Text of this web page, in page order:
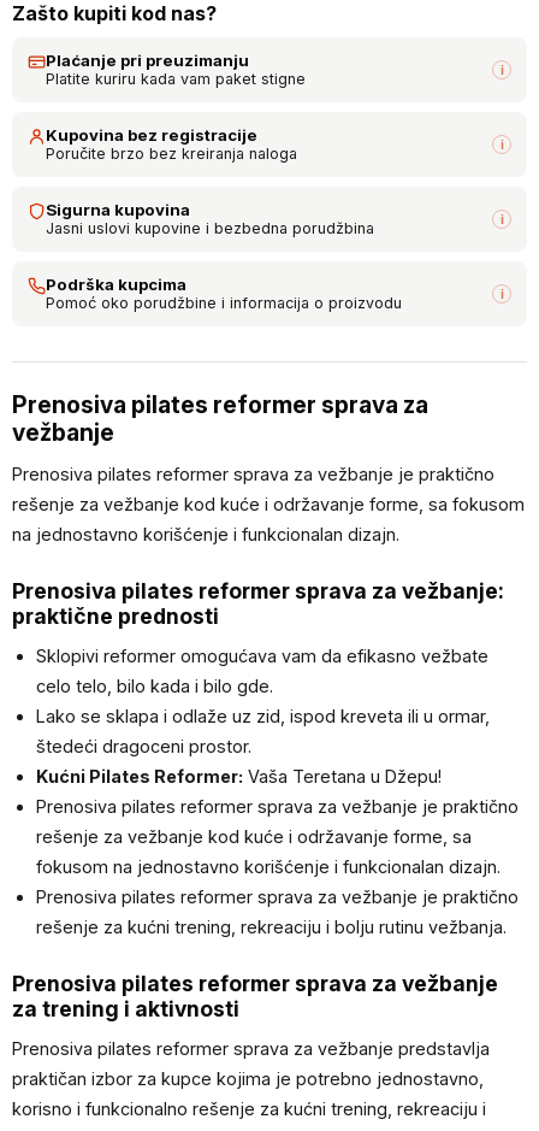
Zašto kupiti kod nas?
Plaćanje pri preuzimanju
Platite kuriru kada vam paket stigne i
Kupovina bez registracije
Poručite brzo bez kreiranja naloga i
Sigurna kupovina
Jasni uslovi kupovine i bezbedna porudžbina i
Podrška kupcima
Pomoć oko porudžbine i informacija o proizvodu i
Prenosiva pilates reformer sprava za
vežbanje
Prenosiva pilates reformer sprava za vežbanje je praktično
rešenje za vežbanje kod kuće i održavanje forme, sa fokusom
na jednostavno korišćenje i funkcionalan dizajn.
Prenosiva pilates reformer sprava za vežbanje:
praktične prednosti
Sklopivi reformer omogućava vam da efikasno vežbate
celo telo, bilo kada i bilo gde.
Lako se sklapa i odlaže uz zid, ispod kreveta ili u ormar,
štedeći dragoceni prostor.
Kućni Pilates Reformer: Vaša Teretana u Džepu!
Prenosiva pilates reformer sprava za vežbanje je praktično
rešenje za vežbanje kod kuće i održavanje forme, sa
fokusom na jednostavno korišćenje i funkcionalan dizajn.
Prenosiva pilates reformer sprava za vežbanje je praktično
rešenje za kućni trening, rekreaciju i bolju rutinu vežbanja.
Prenosiva pilates reformer sprava za vežbanje
za trening i aktivnosti
Prenosiva pilates reformer sprava za vežbanje predstavlja
praktičan izbor za kupce kojima je potrebno jednostavno,
korisno i funkcionalno rešenje za kućni trening, rekreaciju i